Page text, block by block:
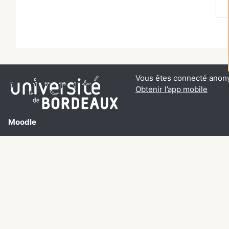
Moodle
Vous êtes connecté
Obtenir l’app mobile